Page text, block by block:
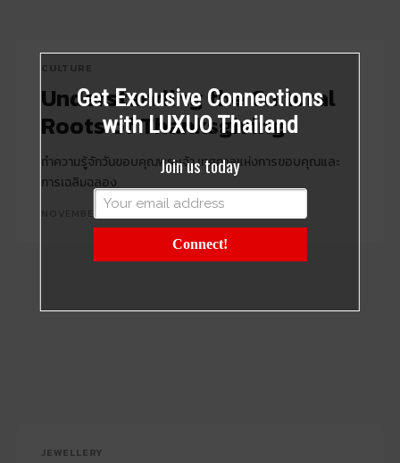
Understanding the Cultural
Roots of Thanksgiving
ทำความรู้จักวันขอบคุณพระเจ้า เทศกาลแห่งการขอบคุณและ
การเฉลิมฉลอง
NOVEMBER 21, 2024
JEWELLERY
Get Exclusive Connections
with LUXUO Thailand
Join us today
Connect!